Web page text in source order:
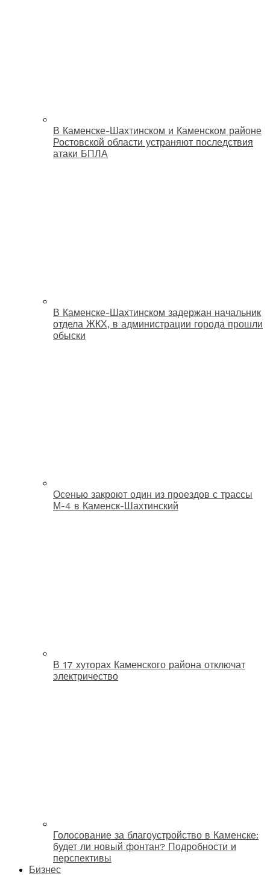
В Каменске-Шахтинском и Каменском районе
Ростовской области устраняют последствия
атаки БПЛА
В Каменске-Шахтинском задержан начальник
отдела ЖКХ, в администрации города прошли
обыски
Осенью закроют один из проездов с трассы
М-4 в Каменск-Шахтинский
В 17 хуторах Каменского района отключат
электричество
Голосование за благоустройство в Каменске:
будет ли новый фонтан? Подробности и
перспективы
Бизнес